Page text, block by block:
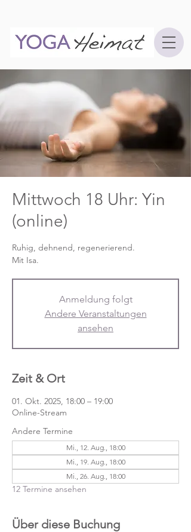
Mittwoch 18 Uhr: Yin
(online)
Ruhig, dehnend, regenerierend.
Mit Isa.
Anmeldung folgt
Andere Veranstaltungen
ansehen
Zeit & Ort
01. Okt. 2025, 18:00 – 19:00
Online-Stream
Andere Termine
Mi., 12. Aug., 18:00
Mi., 19. Aug., 18:00
Mi., 26. Aug., 18:00
12 Termine ansehen
Über diese Buchung